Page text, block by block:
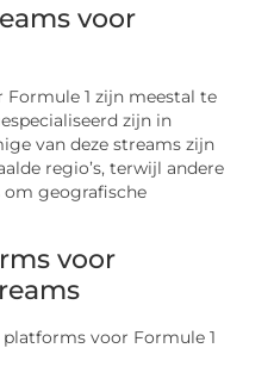
voor
Formule 1 zijn meestal te
zijn in
van deze streams zijn
regio’s, terwijl andere
om geografische
voor
voor Formule 1